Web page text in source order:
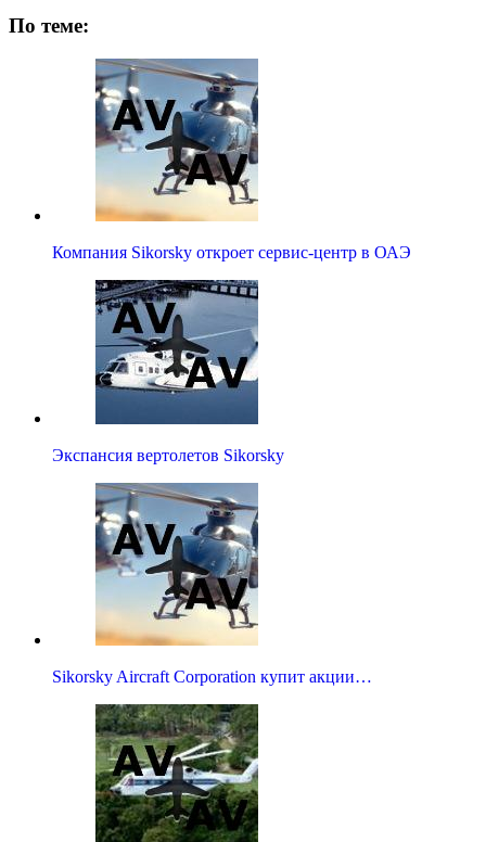
По теме:
Компания Sikorsky откроет сервис-центр в ОАЭ
Экспансия вертолетов Sikorsky
Sikorsky Aircraft Corporation купит акции…